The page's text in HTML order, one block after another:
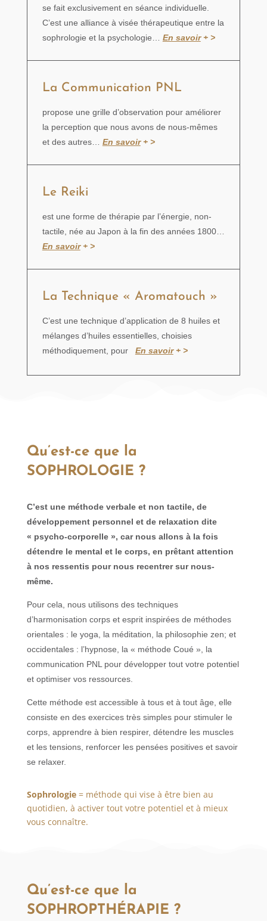
se fait exclusivement en séance individuelle.
C’est une alliance à visée thérapeutique entre la
sophrologie et la psychologie… En savoir+ >
La Communication PNL
propose une grille d’observation pour améliorer
la perception que nous avons de nous-mêmes
et des autres… En savoir+ >
Le Reiki
est une forme de thérapie par l’énergie, non-
tactile, née au Japon à la fin des années 1800…
En savoir+ >
La Technique « Aromatouch »
C’est une technique d’application de 8 huiles et
mélanges d’huiles essentielles, choisies
méthodiquement, pour En savoir+ >
Qu’est-ce que la
SOPHROLOGIE ?
C’est une méthode verbale et non tactile, de
développement personnel et de relaxation dite
« psycho-corporelle », car nous allons à la fois
détendre le mental et le corps, en prêtant attention
à nos ressentis pour nous recentrer sur nous-
même.
Pour cela, nous utilisons des techniques
d’harmonisation corps et esprit inspirées de méthodes
orientales : le yoga, la méditation, la philosophie zen; et
occidentales : l’hypnose, la « méthode Coué », la
communication PNL pour développer tout votre potentiel
et optimiser vos ressources.
Cette méthode est accessible à tous et à tout âge, elle
consiste en des exercices très simples pour stimuler le
corps, apprendre à bien respirer, détendre les muscles
et les tensions, renforcer les pensées positives et savoir
se relaxer.
Sophrologie= méthode qui vise à être bien au
quotidien, à activer tout votre potentiel et à mieux
vous connaître.
Qu’est-ce que la
SOPHROPTHÉRAPIE ?